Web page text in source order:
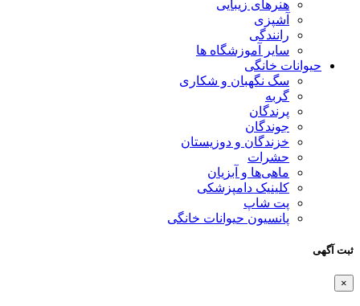
هنرهای زیبایی
آشپزی
رانندگی
سایر آموزشگاه ها
حیوانات خانگی
سگ نگهبان و شکاری
گربه
پرندگان
جوندگان
خزندگان و دوزیستان
حشرات
ماهی‌ها و آبزیان
کلینیک دامپزشکی
پت شاپ
پانسیون حیوانات خانگی
ثبت آگهی
×